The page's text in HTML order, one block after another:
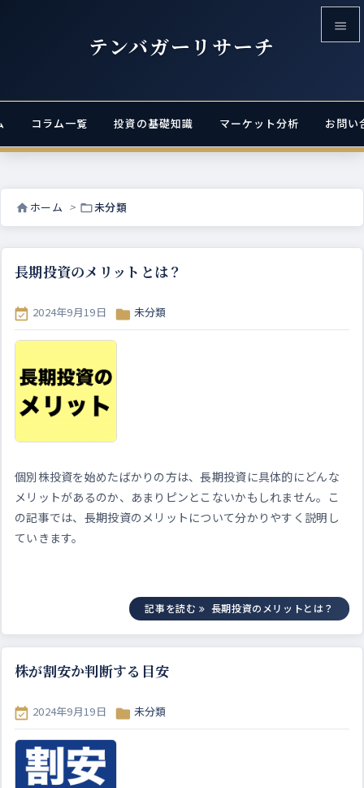
テンバガーリサーチ
コラム一覧 投資の基礎知識 マーケット分析 お問い

サイド


 ホーム > 未分類
長期投資のメリットとは？
 2024年9月19日  未分類
個別株投資を始めたばかりの方は、長期投資に具体的にどんな
メリットがあるのか、あまりピンとこないかもしれません。こ
の記事では、長期投資のメリットについて分かりやすく説明し
ていきます。
記事を読む 長期投資のメリットとは？
株が割安か判断する目安
 2024年9月19日  未分類